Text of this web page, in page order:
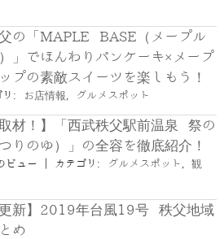
の「MAPLE BASE（メープル
」でほんわりパンケーキ×メープ
プの素敵スイーツを楽しもう！
リ: お店情報, グルメスポット
取材！】「西武秩父駅前温泉 祭の
りのゆ）」の全容を徹底紹介！
ビュー カテゴリ: グルメスポット , 観
更新】2019年台風19号 秩父地域
め